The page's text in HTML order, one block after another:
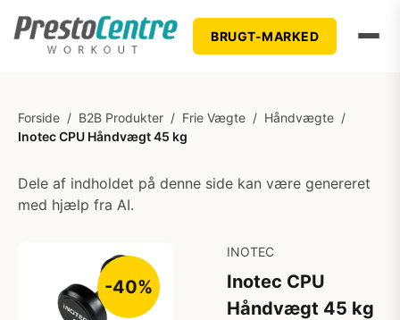
BRUGT-MARKED
Forside / B2B Produkter / Frie Vægte / Håndvægte /
Inotec CPU Håndvægt 45 kg
Dele af indholdet på denne side kan være genereret
med hjælp fra AI.
-40%
INOTEC
Inotec CPU
Håndvægt 45 kg